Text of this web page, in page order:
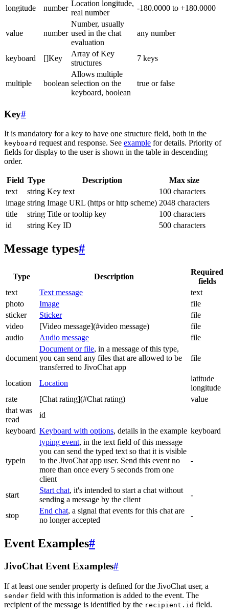
longitude
number
Location longitude,
real number
-180.0000 to +180.0000
value number
Number, usually
used in the chat
evaluation
any number
keyboard []Key
Array of Key
structures
7 keys
multiple boolean
Allows multiple
selection on the
keyboard, boolean
true or false
Key#
It is mandatory for a key to have one structure field, both in the
keyboard request and response. See example for details. Priority of
fields for display to the user is shown in the table in descending
order.
Field Type Description
Max size
text
string Key text
100 characters
image string Image URL (https or http scheme) 2048 characters
title
string Title or tooltip key
100 characters
id
string Key ID 500 characters
Message types#
Type Description
Required
fields
text
Text message
text
photo
Image
file
sticker
Sticker
file
video
[Video message](#video message)
file
audio
Audio message file
document
Document or file, in a message of this type,
you can send any files that are allowed to be
transferred to JivoChat app
file
location Location
latitude
longitude
rate
[Chat rating](#Chat rating)
value
that was
read
id
keyboard Keyboard with options, details in the example keyboard
typein
typing event, in the text field of this message
you can send the typed text so that it is visible
to the JivoChat app user. Send this event no
more than once every 5 seconds from one
client
-
start
Start chat, it's intended to start a chat without
sending a message by the client
-
stop
End chat, a signal that events for this chat are
no longer accepted
-
Event Examples#
JivoChat Event Examples#
If at least one sender property is defined for the JivoChat user, a
sender field with this information is added to the event. The
recipient of the message is identified by the recipient.id field.